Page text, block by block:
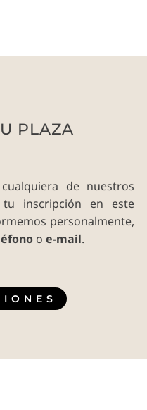
PLAZA
de nuestros
tu inscripción en este
personalmente,
o e-mail.